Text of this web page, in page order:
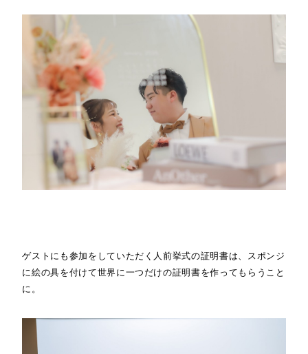
ゲストにも参加をしていただく人前挙式の証明書は、スポンジ
に絵の具を付けて世界に一つだけの証明書を作ってもらうこと
に。